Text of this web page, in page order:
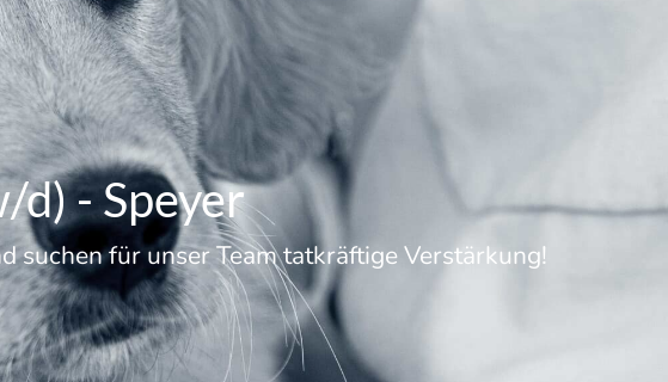
- Speyer
suchen für unser Team tatkräftige Verstärkung!